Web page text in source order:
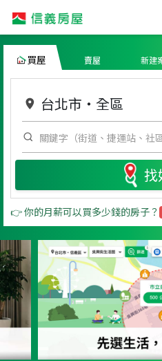
買屋 賣屋 新建
台北市 ・ 全區
找
👉 你的月薪可以買多少錢的房子？